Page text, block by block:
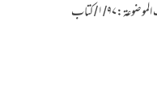
رجال والله أعلم. (اللآلىء المصنوعة في الأحاديث الموضوعة:۱/۹۷/ کتاب